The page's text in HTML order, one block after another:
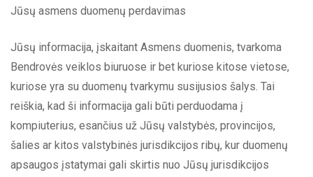
Jūsų asmens duomenų perdavimas
Jūsų informacija, įskaitant Asmens duomenis, tvarkoma
Bendrovės veiklos biuruose ir bet kuriose kitose vietose,
kuriose yra su duomenų tvarkymu susijusios šalys. Tai
reiškia, kad ši informacija gali būti perduodama į
kompiuterius, esančius už Jūsų valstybės, provincijos,
šalies ar kitos valstybinės jurisdikcijos ribų, kur duomenų
apsaugos įstatymai gali skirtis nuo Jūsų jurisdikcijos